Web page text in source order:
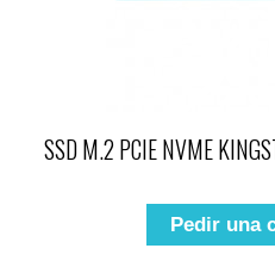
SSD M.2 PCIE NVME
Pedir una